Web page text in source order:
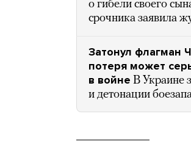
о гибели своего
срочника заявила
Затонул флагман
потеря может
в войне В Украине
и детонации